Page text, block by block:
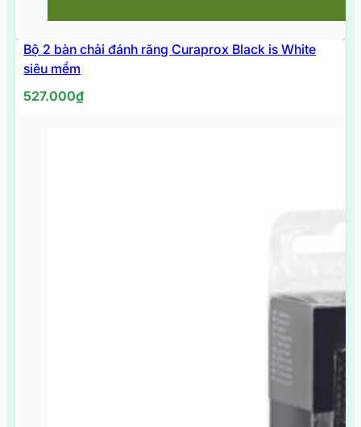
Bộ 2 bàn chải đánh răng Curaprox Black is White
siêu mềm
527.000₫